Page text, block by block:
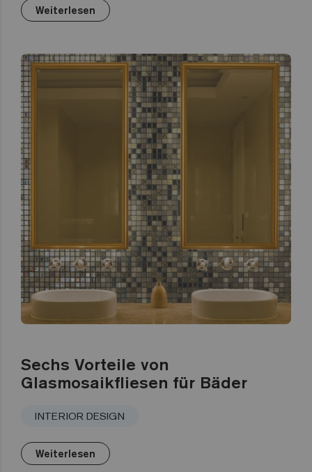
Weiterlesen
Sechs Vorteile von
Glasmosaikfliesen für Bäder
INTERIOR DESIGN
Weiterlesen